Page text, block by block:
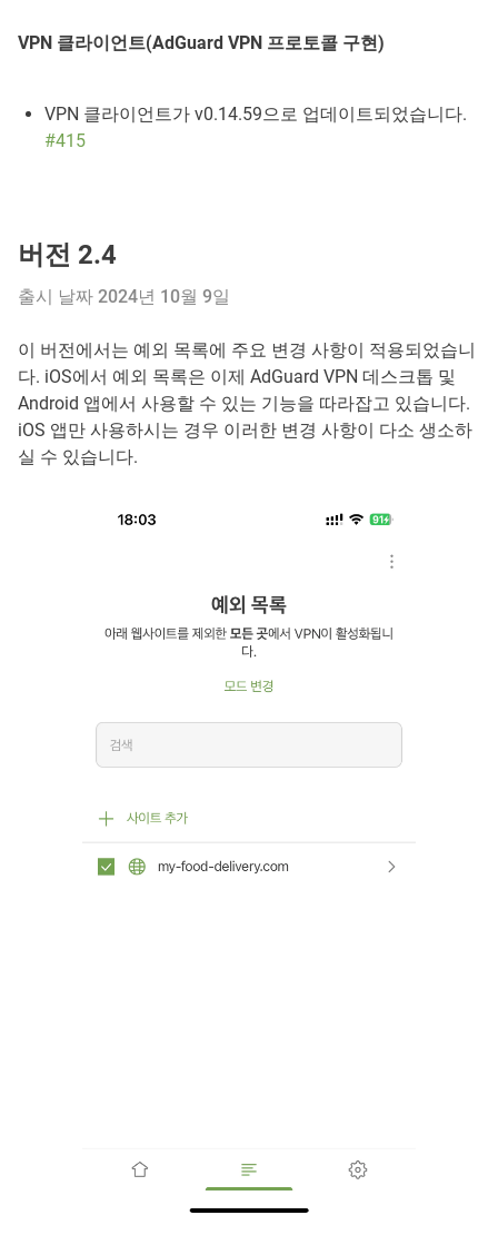
VPN 클라이언트(AdGuard VPN 프로토콜 구현)
VPN 클라이언트가 v0.14.59으로 업데이트되었습니다.
#415
버전 2.4
출시 날짜 2024년 10월 9일
이 버전에서는 예외 목록에 주요 변경 사항이 적용되었습니
다. iOS에서 예외 목록은 이제 AdGuard VPN 데스크톱 및
Android 앱에서 사용할 수 있는 기능을 따라잡고 있습니다.
iOS 앱만 사용하시는 경우 이러한 변경 사항이 다소 생소하
실 수 있습니다.